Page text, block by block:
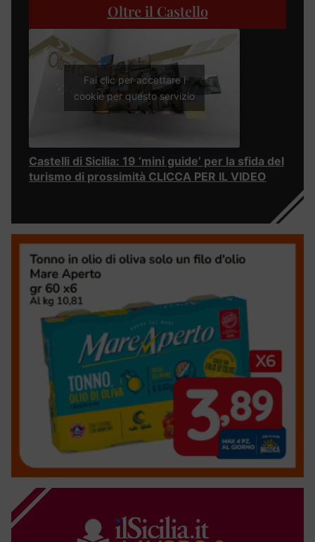
Oltre il Castello
Fai clic per accettare i
cookie per questo servizio
Castelli di Sicilia: 19 ‘mini guide’ per la sfida del
turismo di prossimità CLICCA PER IL VIDEO